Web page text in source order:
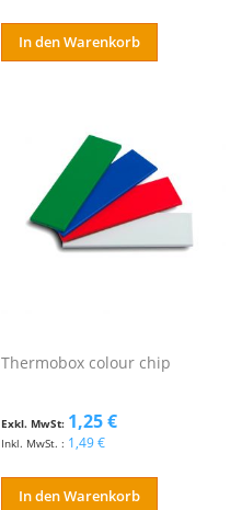
In den Warenkorb
Thermobox colour chip
1,49 €
1,25 €
In den Warenkorb